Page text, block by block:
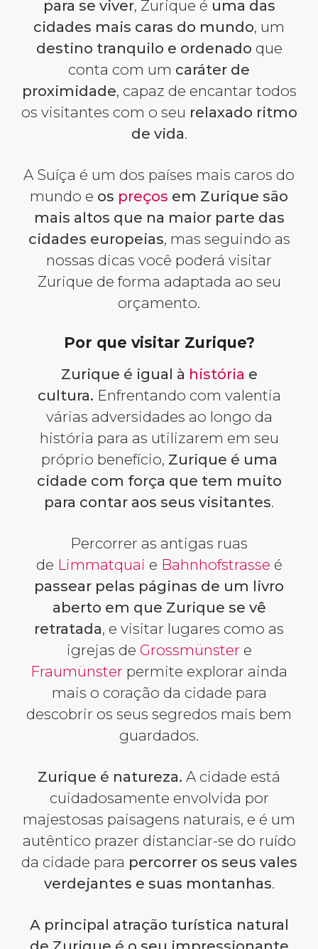
para se viver, Zurique é uma das
cidades mais caras do mundo, um
destino tranquilo e ordenado que
conta com um caráter de
proximidade, capaz de encantar todos
os visitantes com o seu relaxado ritmo
de vida.
A Suíça é um dos países mais caros do
mundo e os preços em Zurique são
mais altos que na maior parte das
cidades europeias, mas seguindo as
nossas dicas você poderá visitar
Zurique de forma adaptada ao seu
orçamento.
Por que visitar Zurique?
Zurique é igual à história e
cultura. Enfrentando com valentia
várias adversidades ao longo da
história para as utilizarem em seu
próprio benefício, Zurique é uma
cidade com força que tem muito
para contar aos seus visitantes.
Percorrer as antigas ruas
de Limmatquai e Bahnhofstrasse é
passear pelas páginas de um livro
aberto em que Zurique se vê
retratada, e visitar lugares como as
igrejas de Grossmünster e
Fraumünster permite explorar ainda
mais o coração da cidade para
descobrir os seus segredos mais bem
guardados.
Zurique é natureza. A cidade está
cuidadosamente envolvida por
majestosas paisagens naturais, e é um
autêntico prazer distanciar-se do ruído
da cidade para percorrer os seus vales
verdejantes e suas montanhas.
A principal atração turística natural